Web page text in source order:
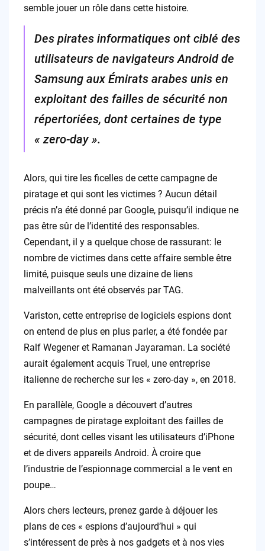
semble jouer un rôle dans cette histoire.
Des pirates informatiques ont ciblé des
utilisateurs de navigateurs Android de
Samsung aux Émirats arabes unis en
exploitant des failles de sécurité non
répertoriées, dont certaines de type
« zero-day ».
Alors, qui tire les ficelles de cette campagne de
piratage et qui sont les victimes ? Aucun détail
précis n’a été donné par Google, puisqu’il indique ne
pas être sûr de l’identité des responsables.
Cependant, il y a quelque chose de rassurant: le
nombre de victimes dans cette affaire semble être
limité, puisque seuls une dizaine de liens
malveillants ont été observés par TAG.
Variston, cette entreprise de logiciels espions dont
on entend de plus en plus parler, a été fondée par
Ralf Wegener et Ramanan Jayaraman. La société
aurait également acquis Truel, une entreprise
italienne de recherche sur les « zero-day », en 2018.
En parallèle, Google a découvert d’autres
campagnes de piratage exploitant des failles de
sécurité, dont celles visant les utilisateurs d’iPhone
et de divers appareils Android. À croire que
l’industrie de l’espionnage commercial a le vent en
poupe…
Alors chers lecteurs, prenez garde à déjouer les
plans de ces « espions d’aujourd’hui » qui
s’intéressent de près à nos gadgets et à nos vies